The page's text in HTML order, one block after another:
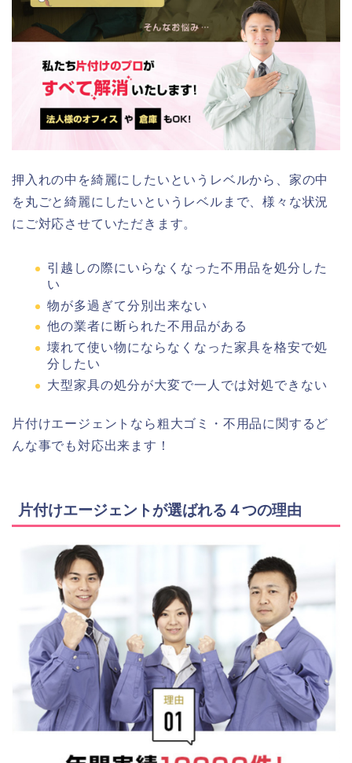
押入れの中を綺麗にしたいというレベルから、家の中
を丸ごと綺麗にしたいというレベルまで、様々な状況
にご対応させていただきます。
引越しの際にいらなくなった不用品を処分した
い
物が多過ぎて分別出来ない
他の業者に断られた不用品がある
壊れて使い物にならなくなった家具を格安で処
分したい
大型家具の処分が大変で一人では対処できない
片付けエージェントなら粗大ゴミ・不用品に関するど
んな事でも対応出来ます！
片付けエージェントが選ばれる４つの理由